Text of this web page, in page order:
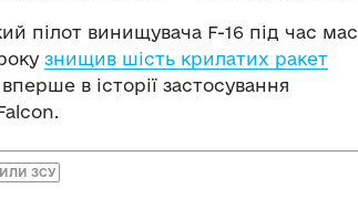
пілот винищувача F-16 під час
знищив шість крилатих ракет
в історії застосування
ЗСУ